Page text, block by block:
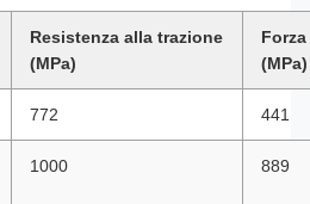
Resistenza alla trazione
(MPa)
(MPa)
772 441
1000 889